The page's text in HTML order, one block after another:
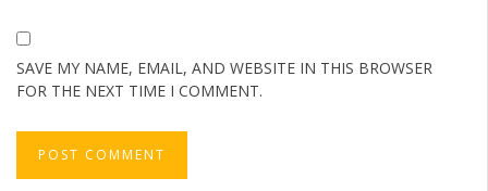
SAVE MY NAME, EMAIL, AND WEBSITE IN THIS BROWSER
FOR THE NEXT TIME I COMMENT.